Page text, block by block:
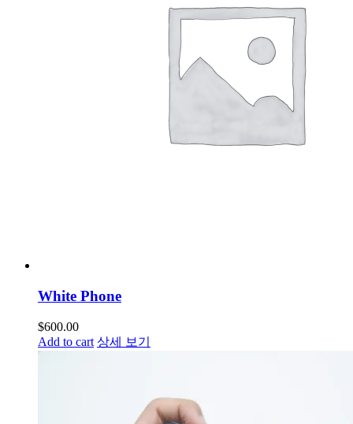
White Phone
$600.00
Add to cart 상세 보기